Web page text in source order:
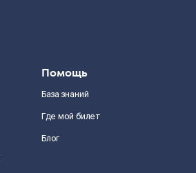
Помощь
База знаний
Где мой билет
Блог